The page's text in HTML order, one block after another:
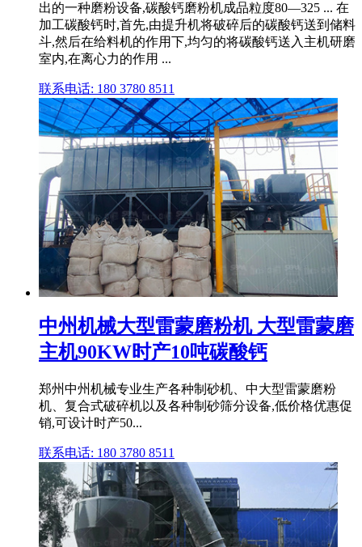
出的一种磨粉设备,碳酸钙磨粉机成品粒度80—325 ... 在
加工碳酸钙时,首先,由提升机将破碎后的碳酸钙送到储料
斗,然后在给料机的作用下,均匀的将碳酸钙送入主机研磨
室内,在离心力的作用 ...
联系电话: 180 3780 8511
中州机械大型雷蒙磨粉机 大型雷蒙磨
主机90KW时产10吨碳酸钙
郑州中州机械专业生产各种制砂机、中大型雷蒙磨粉
机、复合式破碎机以及各种制砂筛分设备,低价格优惠促
销,可设计时产50...
联系电话: 180 3780 8511